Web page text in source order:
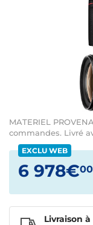
MATERIEL
commandes. Livré
EXCLU WEB
6 978€00
Livraison